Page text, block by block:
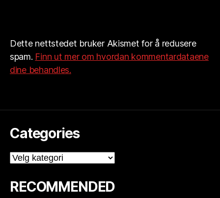
Dette nettstedet bruker Akismet for å redusere
spam. Finn ut mer om hvordan kommentardataene
dine behandles.
Categories
Categories
RECOMMENDED